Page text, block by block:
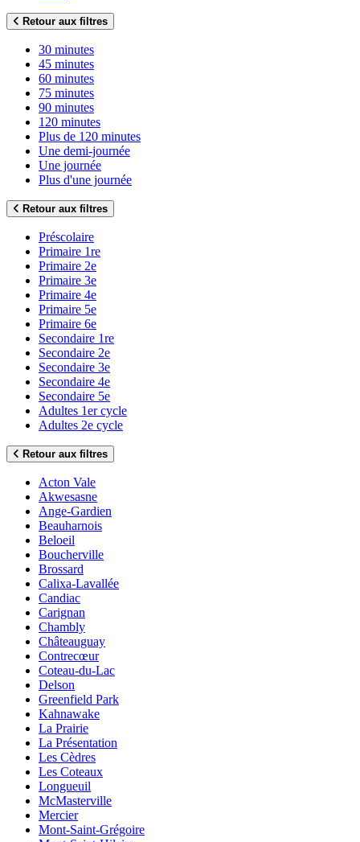
Retour aux filtres
30 minutes
45 minutes
60 minutes
75 minutes
90 minutes
120 minutes
Plus de 120 minutes
Une demi-journée
Une journée
Plus d'une journée
Retour aux filtres
Préscolaire
Primaire 1re
Primaire 2e
Primaire 3e
Primaire 4e
Primaire 5e
Primaire 6e
Secondaire 1re
Secondaire 2e
Secondaire 3e
Secondaire 4e
Secondaire 5e
Adultes 1er cycle
Adultes 2e cycle
Retour aux filtres
Acton Vale
Akwesasne
Ange-Gardien
Beauharnois
Beloeil
Boucherville
Brossard
Calixa-Lavallée
Candiac
Carignan
Chambly
Châteauguay
Contrecœur
Coteau-du-Lac
Delson
Greenfield Park
Kahnawake
La Prairie
La Présentation
Les Cèdres
Les Coteaux
Longueuil
McMasterville
Mercier
Mont-Saint-Grégoire